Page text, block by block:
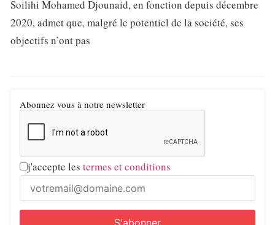
Soilihi Mohamed Djounaid, en fonction depuis décembre
2020, admet que, malgré le potentiel de la société, ses
objectifs n’ont pas
Abonnez vous à notre newsletter
j'accepte les termes et conditions